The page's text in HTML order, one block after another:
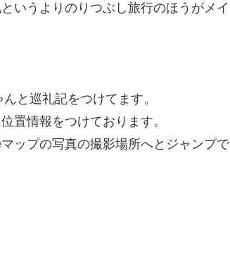
いうよりのりつぶし旅行のほうがメイ
と巡礼記をつけてます。
置情報をつけております。
ップの写真の撮影場所へとジャンプで